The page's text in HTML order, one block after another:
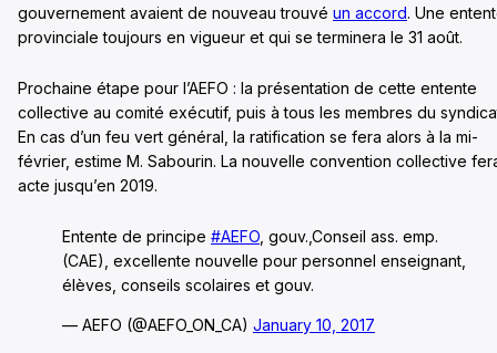
gouvernement avaient de nouveau trouvé un accord. Une
provinciale toujours en vigueur et qui se terminera le 31 août.
Prochaine étape pour l’AEFO : la présentation de cette entente
collective au comité exécutif, puis à tous les membres du
En cas d’un feu vert général, la ratification se fera alors à la mi-
février, estime M. Sabourin. La nouvelle convention collective
acte jusqu’en 2019.
Entente de principe #AEFO , gouv.,Conseil ass. emp.
(CAE), excellente nouvelle pour personnel enseignant,
élèves, conseils scolaires et gouv.
— AEFO (@AEFO_ON_CA) January 10, 2017